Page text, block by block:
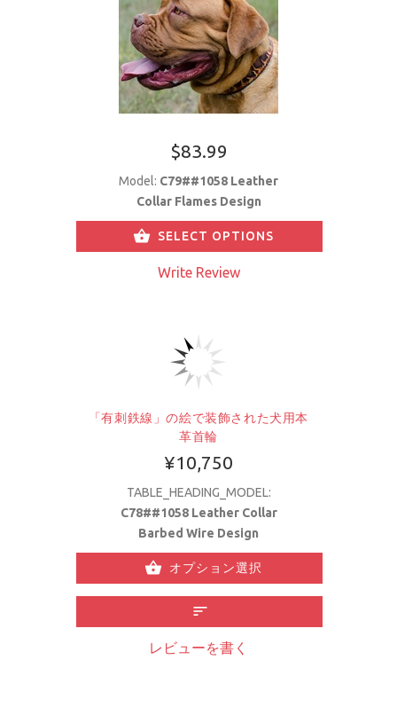
$83.99
Model: C79##1058 Leather
Collar Flames Design
SELECT OPTIONS
Write Review
「有刺鉄線」の絵で装飾された犬用本
革首輪
¥10,750
TABLE_HEADING_MODEL:
C78##1058 Leather Collar
Barbed Wire Design
オプション選択
レビューを書く